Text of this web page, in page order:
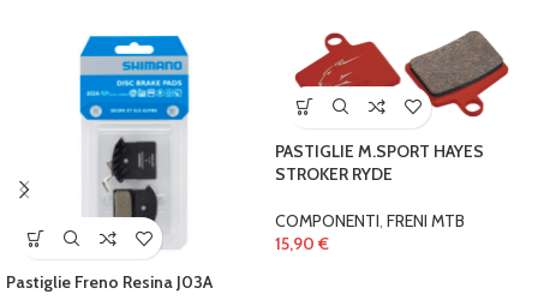
Pastiglie Freno Resina J03A
PASTIGLIE M.SPORT HAYES
STROKER RYDE
COMPONENTI, FRENI MTB
15,90 €